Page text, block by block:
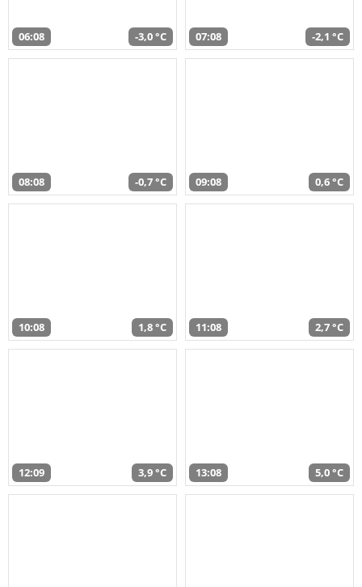
06:08 -3,0 °C 07:08 -2,1 °C
08:08 -0,7 °C 09:08 0,6 °C
10:08 1,8 °C 11:08 2,7 °C
12:09 3,9 °C 13:08 5,0 °C